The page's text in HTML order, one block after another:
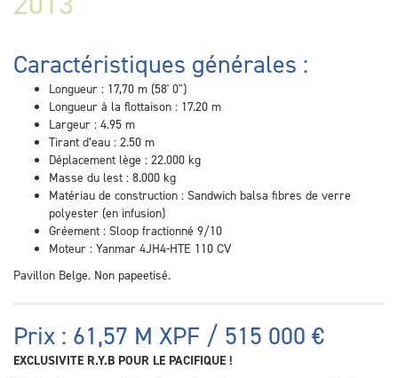
Caractéristiques générales :
Longueur : 17,70 m (58' 0")
Longueur à la flottaison : 17.20 m
Largeur : 4.95 m
Tirant d’eau : 2.50 m
Déplacement lège : 22.000 kg
Masse du lest : 8.000 kg
Matériau de construction : Sandwich balsa fibres de verre
polyester (en infusion)
Gréement : Sloop fractionné 9/10
Moteur : Yanmar 4JH4-HTE 110 CV
Pavillon Belge. Non papeetisé.
Prix : 61,57 M XPF / 515 000 €
EXCLUSIVITE R.Y.B POUR LE PACIFIQUE !